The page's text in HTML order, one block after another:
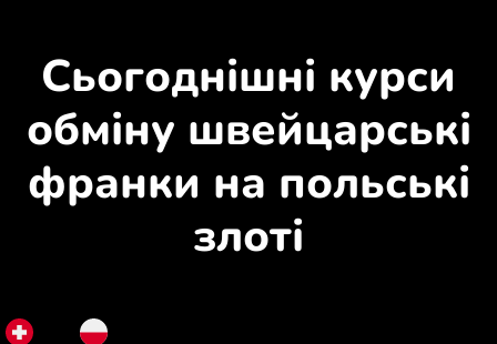
Сьогоднішні курси
обміну швейцарські
франки на польські
злоті
CHF